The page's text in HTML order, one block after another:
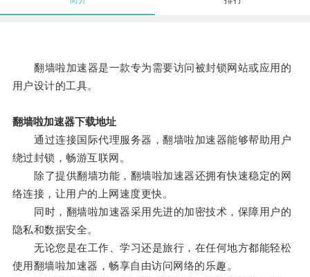
翻墙啦加速器是一款专为需要访问被封锁网站或应用的
用户设计的工具。
翻墙啦加速器下载地址
通过连接国际代理服务器，翻墙啦加速器能够帮助用户
绕过封锁，畅游互联网。
除了提供翻墙功能，翻墙啦加速器还拥有快速稳定的网
络连接，让用户的上网速度更快。
同时，翻墙啦加速器采用先进的加密技术，保障用户的
隐私和数据安全。
无论您是在工作、学习还是旅行，在任何地方都能轻松
使用翻墙啦加速器，畅享自由访问网络的乐趣。